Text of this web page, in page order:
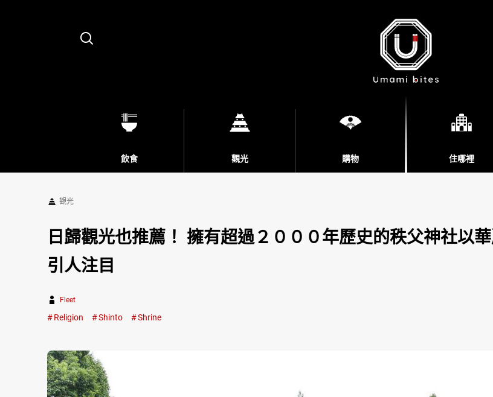
Search
飲食 觀光 購物 住哪裡
觀光
日歸觀光也推薦！ 擁有超過２０００年歷史的秩父神社以
引人注目
Fleet
Religion Shinto Shrine